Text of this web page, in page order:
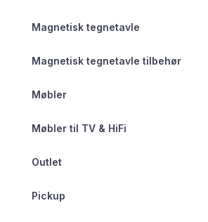
Magnetisk tegnetavle
Magnetisk tegnetavle tilbehør
Møbler
Møbler til TV & HiFi
Outlet
Pickup